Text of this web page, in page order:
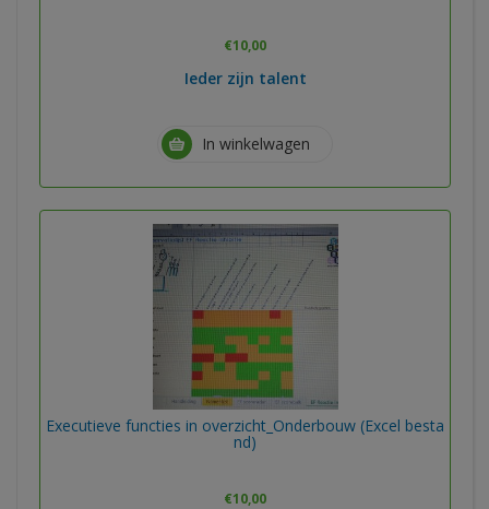
€10,00
Ieder zijn talent
In winkelwagen
Executieve functies in overzicht_Onderbouw (Excel besta
nd)
€10,00